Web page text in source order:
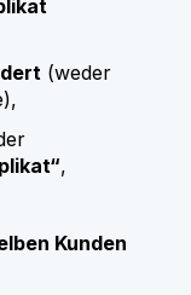
(weder
,
Kunden